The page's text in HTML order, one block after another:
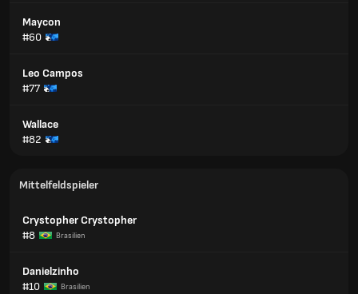
Maycon
#60
Leo Campos
#77
Wallace
#82
Mittelfeldspieler
Crystopher Crystopher
#8
Brasilien
Danielzinho
#10
Brasilien